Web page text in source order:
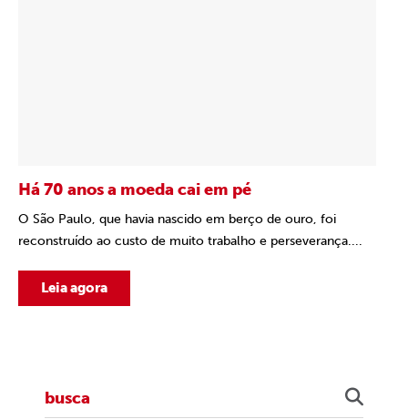
Há 70 anos a moeda cai em pé
O São Paulo, que havia nascido em berço de ouro, foi
reconstruído ao custo de muito trabalho e perseverança....
Leia agora